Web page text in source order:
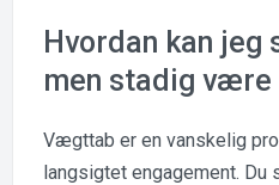
Hvordan kan jeg
men stadig
Vægttab er en vanskelig
langsigtet engagement. Du